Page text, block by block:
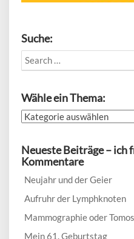
Suche:
Search
for:
Wähle ein Thema:
Wähle
Neueste Beiträge – ich
Kommentare
Neujahr und der Geier
Aufruhr der Lymphknoten
Mammographie oder
Mein 61. Geburtstag